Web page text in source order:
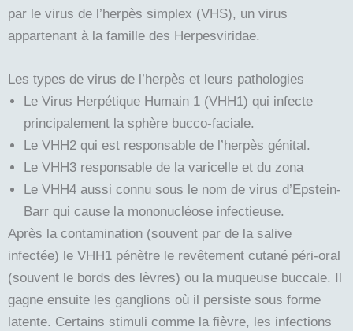
par le virus de l’herpès simplex (VHS), un virus
appartenant à la famille des Herpesviridae.
Les types de virus de l’herpès et leurs pathologies
Le Virus Herpétique Humain 1 (VHH1) qui infecte
principalement la sphère bucco-faciale.
Le VHH2 qui est responsable de l’herpès génital.
Le VHH3 responsable de la varicelle et du zona
Le VHH4 aussi connu sous le nom de virus d’Epstein-
Barr qui cause la mononucléose infectieuse.
Après la contamination (souvent par de la salive
infectée) le VHH1 pénètre le revêtement cutané péri-oral
(souvent le bords des lèvres) ou la muqueuse buccale. Il
gagne ensuite les ganglions où il persiste sous forme
latente. Certains stimuli comme la fièvre, les infections